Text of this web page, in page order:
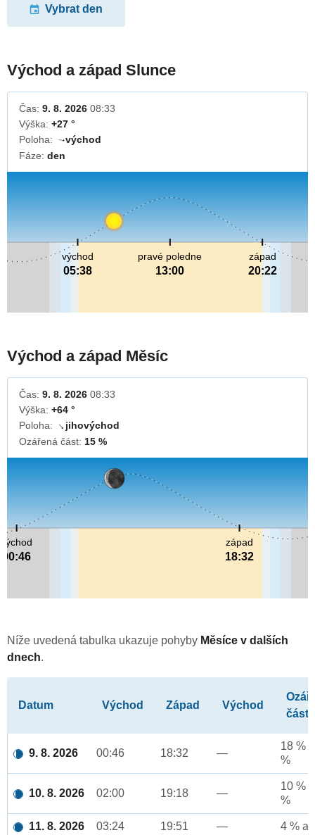
Vybrat den
Východ a západ Slunce
Čas: 9. 8. 2026 08:33
Výška: +27 °
Poloha:
↓východ
Fáze: den
pravé poledne
13:00
východ
05:38
západ
20:22
Východ a západ Měsíc
Čas: 9. 8. 2026 08:33
Výška: +64 °
Poloha:
↓ jihovýchod
Ozářená část: 15 %
východ
00:46
západ
18:32
Níže uvedená tabulka ukazuje pohyby Měsíce v dalších
dnech.
Datum Východ Západ Východ
část
9. 8. 2026 00:46 18:32 —
18 %
%
10. 8. 2026 02:00 19:18 —
10 %
%
11. 8. 2026 03:24 19:51 — 4 %